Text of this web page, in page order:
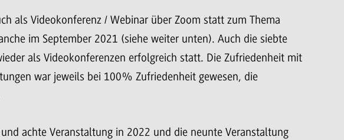
als Videokonferenz / Webinar über Zoom statt zum Thema
im September 2021 (siehe weiter unten). Auch die siebte
als Videokonferenzen erfolgreich statt. Die Zufriedenheit mit
war jeweils bei 100% Zufriedenheit gewesen, die
achte Veranstaltung in 2022 und die neunte Veranstaltung